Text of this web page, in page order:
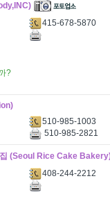
415-678-5870
?
510-985-1003
510-985-2821
(Seoul Rice Cake
408-244-2212